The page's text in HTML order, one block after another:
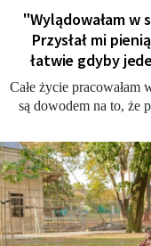
"Wylądowałam w
Przysłał mi
łatwie gdyby
Całe życie
są dowodem na to, że